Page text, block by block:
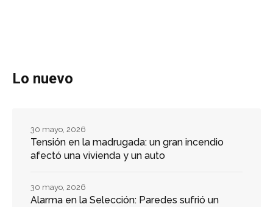
Lo nuevo
Tensión en la madrugada: un gran incendio
afectó una vivienda y un auto
30 mayo, 2026
Alarma en la Selección: Paredes sufrió un
30 mayo, 2026